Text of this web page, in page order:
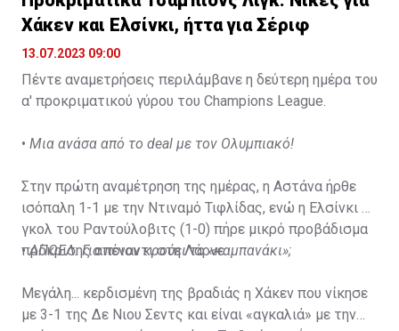
Χάκεν και Ελσίνκι, ήττα για Σέριφ
13.07.2023 09:00
Πέντε αναμετρήσεις περιλάμβανε η δεύτερη ημέρα του
α' προκριματικού γύρου του Champions League.
• Μια ανάσα από το deal με τον Ολυμπιακό!
Στην πρώτη αναμέτρηση της ημέρας, η Αστάνα ήρθε
ισόπαλη 1-1 με την Ντιναμό Τιφλίδας, ενώ η Ελσίνκι με
γκολ του Ραντούλοβιτς (1-0) πήρε μικρό προβάδισμα
πρόκρισης απέναντι στη Λάρνε.
•ΑΠΟΕΛ: Για ποιον κρούει το «καμπανάκι»;
Μεγάλη... κερδισμένη της βραδιάς η Χάκεν που νίκησε
με 3-1 της Δε Νιου Σεντς και είναι «αγκαλιά» με την